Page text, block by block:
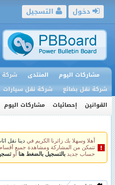
التسجيل دخول
مشاركات اليوم المنتدى شركة
شركة نقل بضائع
شركة نقل سيارات
القوانين
إحصائيات مشاركات اليوم
أهلا وسهلا بك زائرنا الكريم فيدينا نقل
تتمكن من المشاركة ومشاهدة جميع أقسام
حساب جديدبالتسجيل بالضغط هنا أو